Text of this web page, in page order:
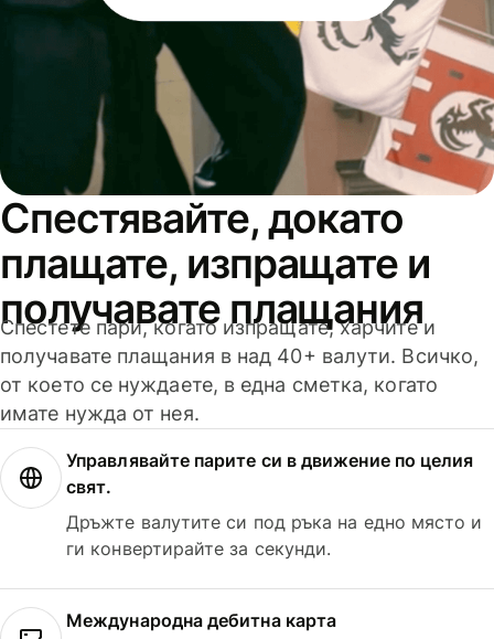
Спестявайте, докато
плащате, изпращате и
получавате плащания
Спестете пари, когато изпращате, харчите и
получавате плащания в над 40+ валути. Всичко,
от което се нуждаете, в една сметка, когато
имате нужда от нея.
Управлявайте парите си в движение по целия
свят.
Дръжте валутите си под ръка на едно място и
ги конвертирайте за секунди.
Международна дебитна карта